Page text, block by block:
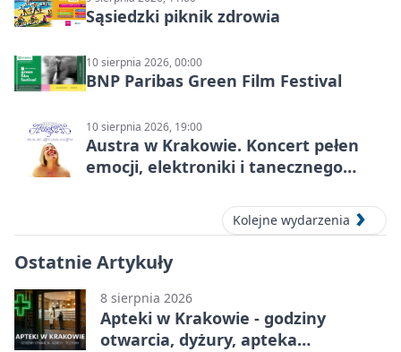
Sąsiedzki piknik zdrowia
10 sierpnia 2026, 00:00
BNP Paribas Green Film Festival
10 sierpnia 2026, 19:00
Austra w Krakowie. Koncert pełen
emocji, elektroniki i tanecznego
Kolejne wydarzenia
Ostatnie Artykuły
8 sierpnia 2026
Apteki w Krakowie - godziny
otwarcia, dyżury, apteka